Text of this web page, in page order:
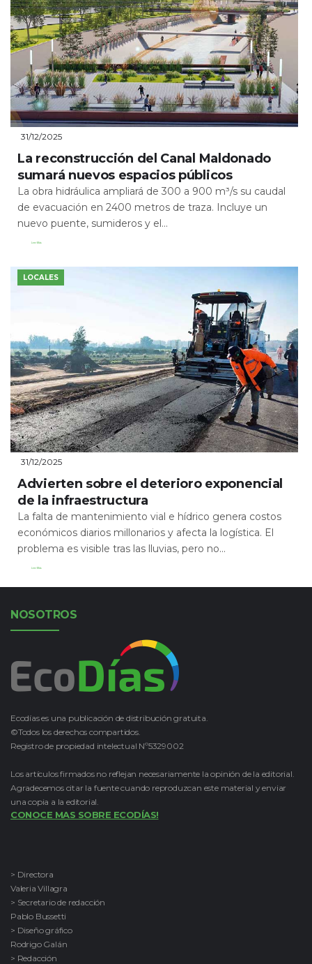
31/12/2025
La reconstrucción del Canal Maldonado
sumará nuevos espacios públicos
La obra hidráulica ampliará de 300 a 900 m³/s su caudal
de evacuación en 2400 metros de traza. Incluye un
nuevo puente, sumideros y el...
Leer Más
LOCALES
31/12/2025
Advierten sobre el deterioro exponencial
de la infraestructura
La falta de mantenimiento vial e hídrico genera costos
económicos diarios millonarios y afecta la logística. El
problema es visible tras las lluvias, pero no...
Leer Más
NOSOTROS
Ecodías es una publicación de distribución gratuita.
©Todos los derechos compartidos.
Registro de propiedad intelectual Nº5329002
Los artículos firmados no reflejan necesariamente la opinión de la editorial.
Agradecemos citar la fuente cuando reproduzcan este material y enviar
una copia a la editorial.
CONOCE MAS SOBRE ECODÍAS!
> Directora
Valeria Villagra
> Secretario de redacción
Pablo Bussetti
> Diseño gráfico
Rodrigo Galán
> Redacción